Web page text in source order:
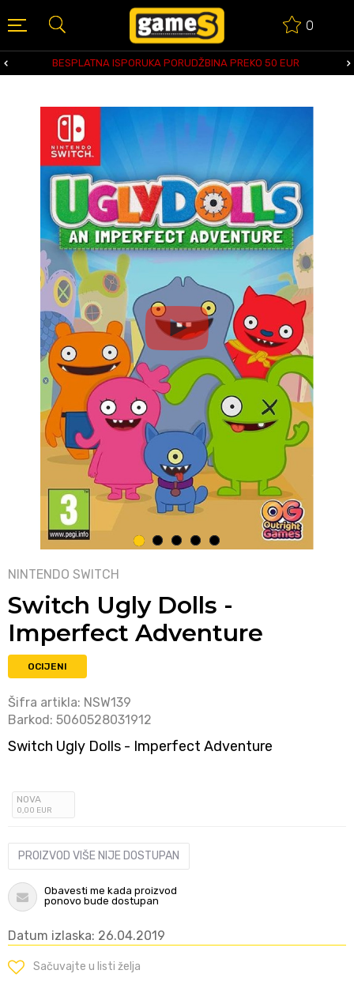
0
BESPLATNA ISPORUKA PORUDŽBINA PREKO 50 EUR
1 2 3 4 5
NINTENDO SWITCH
Switch Ugly Dolls -
Imperfect Adventure
OCIJENI
Šifra artikla: NSW139
Barkod: 5060528031912
Switch Ugly Dolls - Imperfect Adventure
NOVA
0,00 EUR
PROIZVOD VIŠE NIJE DOSTUPAN
Obavesti me kada proizvod
ponovo bude dostupan
Datum izlaska: 26.04.2019
Sačuvajte u listi želja